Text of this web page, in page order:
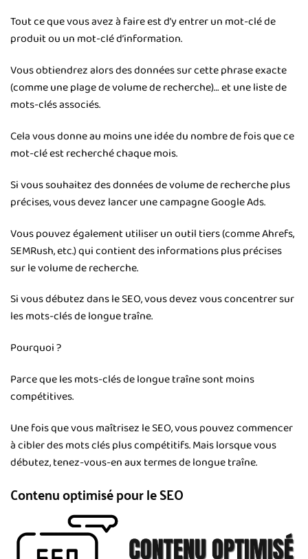
Tout ce que vous avez à faire est d’y entrer un mot-clé de
produit ou un mot-clé d’information.
Vous obtiendrez alors des données sur cette phrase exacte
(comme une plage de volume de recherche)… et une liste de
mots-clés associés.
Cela vous donne au moins une idée du nombre de fois que ce
mot-clé est recherché chaque mois.
Si vous souhaitez des données de volume de recherche plus
précises, vous devez lancer une campagne Google Ads.
Vous pouvez également utiliser un outil tiers (comme Ahrefs,
SEMRush, etc.) qui contient des informations plus précises
sur le volume de recherche.
Si vous débutez dans le SEO, vous devez vous concentrer sur
les mots-clés de longue traîne.
Pourquoi ?
Parce que les mots-clés de longue traîne sont moins
compétitives.
Une fois que vous maîtrisez le SEO, vous pouvez commencer
à cibler des mots clés plus compétitifs. Mais lorsque vous
débutez, tenez-vous-en aux termes de longue traîne.
Contenu optimisé pour le SEO